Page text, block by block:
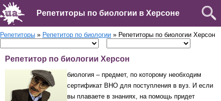
Репетиторы по биологии в Херсоне
Репетиторы » Репетитор по биологии » Репетиторы по биологии Херсон
Репетитор по биологии Херсон
биология – предмет, по которому необходим
сертификат ВНО для поступления в вуз. И если
вы плаваете в знаниях, на помощь придет